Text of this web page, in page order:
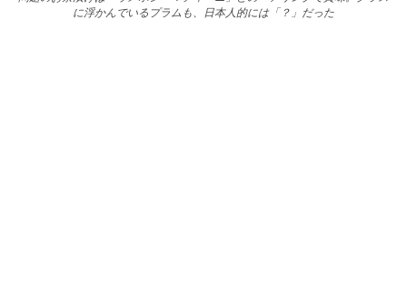
に浮かんでいるプラムも、日本人的には「？」だった